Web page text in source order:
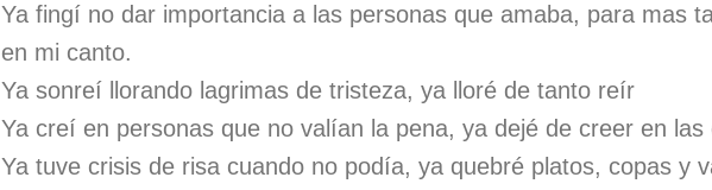
Ya fingí no dar importancia a las personas que amaba, para mas
en mi canto.
Ya sonreí llorando lagrimas de tristeza, ya lloré de tanto reír
Ya creí en personas que no valían la pena, ya dejé de creer en
Ya tuve crisis de risa cuando no podía, ya quebré platos, copas y